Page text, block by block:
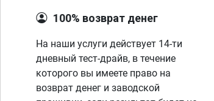
100% возврат денег
На наши услуги действует 14-ти
дневный тест-драйв, в течение
которого вы имеете право на
возврат денег и заводской